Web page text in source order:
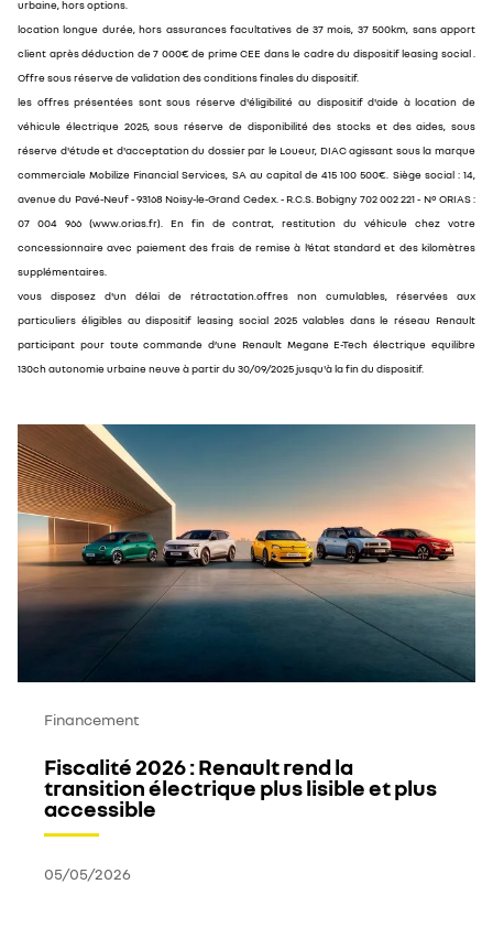
urbaine, hors options.
location longue durée, hors assurances facultatives de 37 mois, 37 500km, sans apport
client après déduction de 7 000€ de prime CEE dans le cadre du dispositif leasing social .
Offre sous réserve de validation des conditions finales du dispositif.
les offres présentées sont sous réserve d'éligibilité au dispositif d'aide à location de
véhicule électrique 2025, sous réserve de disponibilité des stocks et des aides, sous
réserve d'étude et d'acceptation du dossier par le Loueur, DIAC agissant sous la marque
commerciale Mobilize Financial Services, SA au capital de 415 100 500€. Siège social : 14,
avenue du Pavé-Neuf - 93168 Noisy-le-Grand Cedex. - R.C.S. Bobigny 702 002 221 - N° ORIAS :
07 004 966 (www.orias.fr). En fin de contrat, restitution du véhicule chez votre
concessionnaire avec paiement des frais de remise à l’état standard et des kilomètres
supplémentaires.
vous disposez d'un délai de rétractation.offres non cumulables, réservées aux
particuliers éligibles au dispositif leasing social 2025 valables dans le réseau Renault
participant pour toute commande d’une Renault Megane E-Tech électrique equilibre
130ch autonomie urbaine neuve à partir du 30/09/2025 jusqu'à la fin du dispositif.
Financement
Fiscalité 2026 : Renault rend la
transition électrique plus lisible et plus
accessible
05/05/2026